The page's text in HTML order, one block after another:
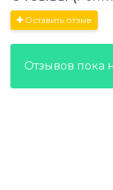
Оставить отзыв
Отзывов пока